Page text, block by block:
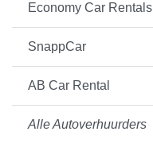
Economy Car Rentals
SnappCar
AB Car Rental
Alle Autoverhuurders